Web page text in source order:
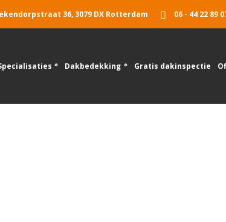
36, 3079 DX Rotterdam 06 - 44 22 89
Dakbedekking Gratis dakinspectie